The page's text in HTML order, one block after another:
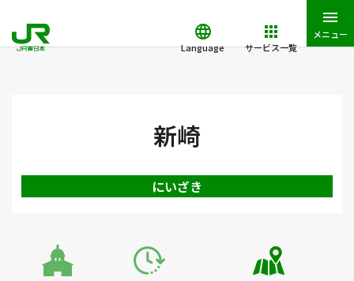
Language サービス一覧
メニュー
新崎
にいざき